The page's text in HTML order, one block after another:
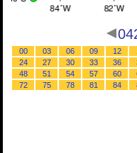
00 03 06 09 12
24
27 30 33 36
48
51 54 57 60
72
75 78 81 84